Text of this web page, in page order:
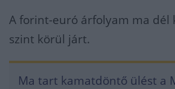
A forint-euró árfolyam ma dél
szint körül járt.
Ma tart kamatdöntő ülést a